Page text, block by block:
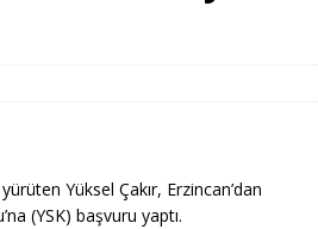
Yüksel Çakır, Erzincan’dan
(YSK) başvuru yaptı.